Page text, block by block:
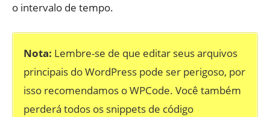
o intervalo de tempo.
Nota: Lembre-se de que editar seus arquivos
principais do WordPress pode ser perigoso, por
isso recomendamos o WPCode. Você também
perderá todos os snippets de código